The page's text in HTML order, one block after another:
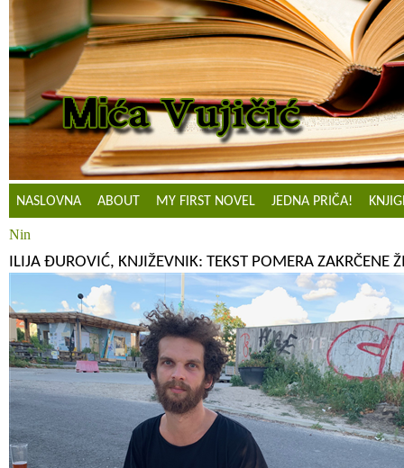
NASLOVNA ABOUT MY FIRST NOVEL JEDNA PRIČA!
Nin
ILIJA ĐUROVIĆ, KNJIŽEVNIK: TEKST POMERA ZAKRČENE